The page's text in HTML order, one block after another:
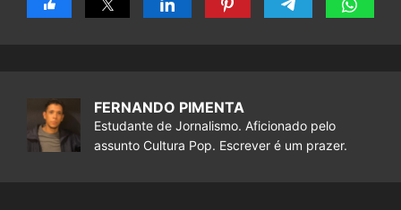
FERNANDO PIMENTA
Estudante de Jornalismo. Aficionado pelo
assunto Cultura Pop. Escrever é um prazer.